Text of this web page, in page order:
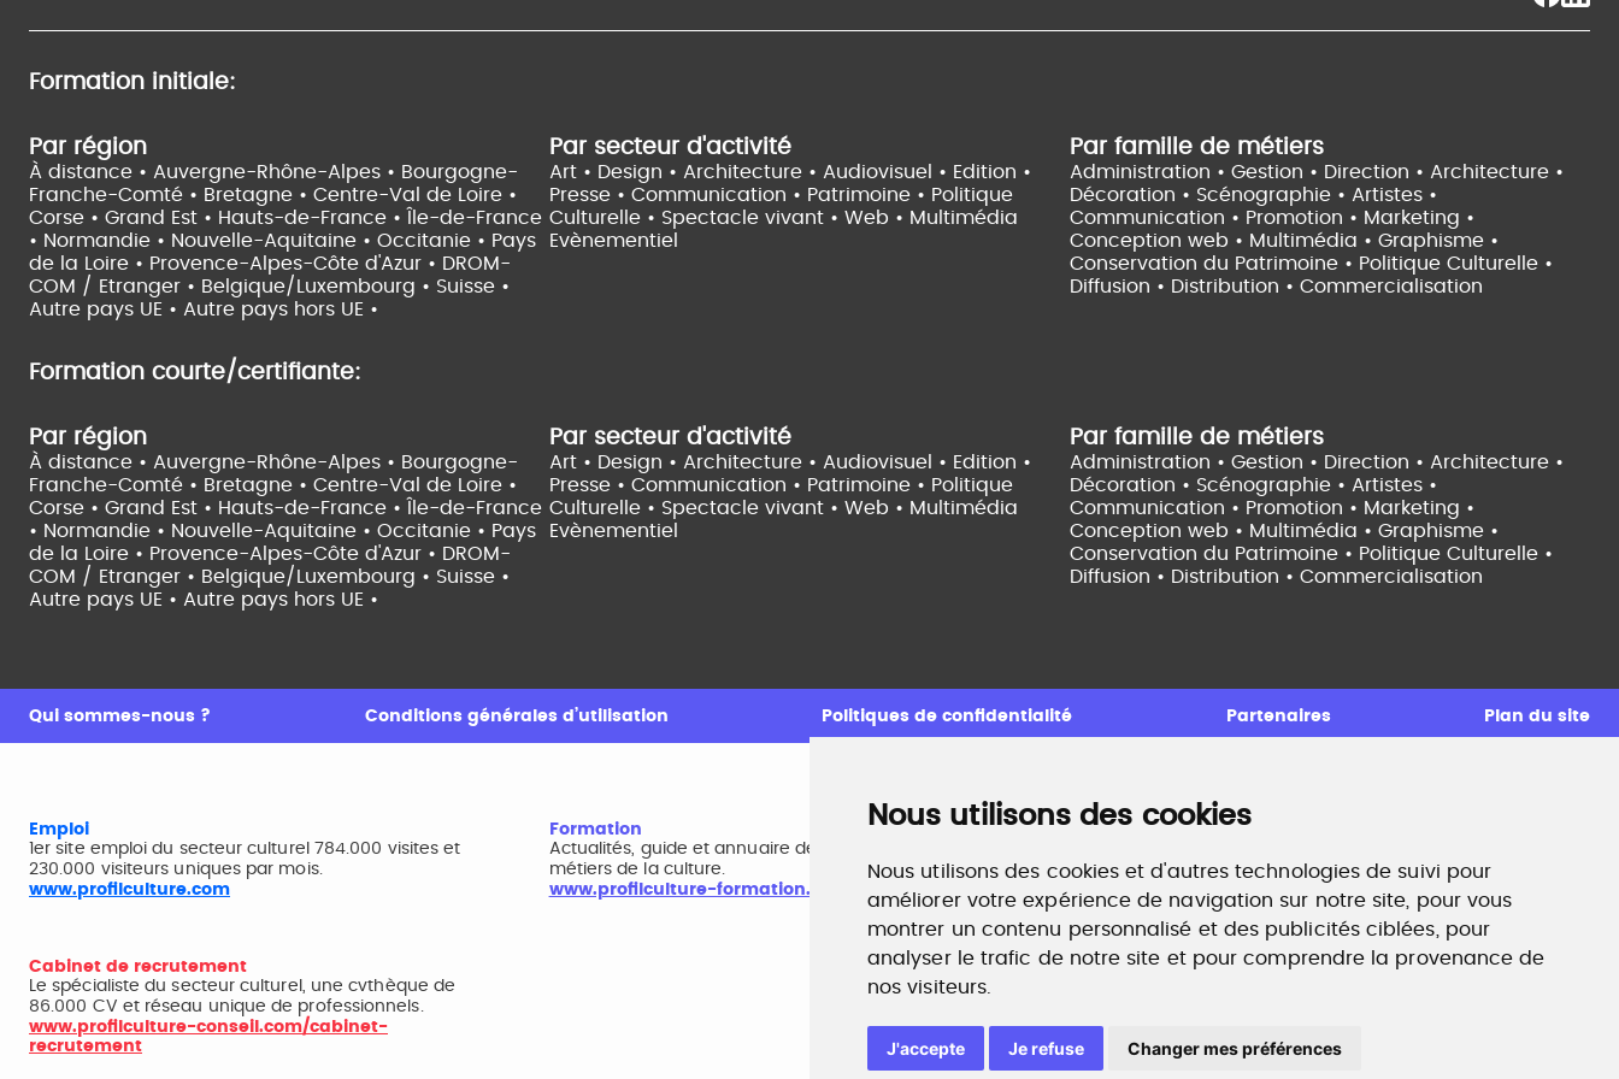
Nous utilisons des cookies
Nous utilisons des cookies et d'autres technologies de suivi pour
améliorer votre expérience de navigation sur notre site, pour vous
montrer un contenu personnalisé et des publicités ciblées, pour
analyser le trafic de notre site et pour comprendre la provenance de
nos visiteurs.
J'accepte Je refuse Changer mes préférences
Formation initiale:
Par région
À distance • Auvergne-Rhône-Alpes • Bourgogne-
Franche-Comté • Bretagne • Centre-Val de Loire •
Corse • Grand Est • Hauts-de-France •
Île-de-France
• Normandie • Nouvelle-Aquitaine • Occitanie • Pays
de la Loire • Provence-Alpes-Côte d'Azur • DROM-
COM / Etranger • Belgique/Luxembourg • Suisse •
Autre pays UE • Autre pays hors UE •
Par secteur d'activité
Art • Design • Architecture • Audiovisuel • Edition •
Presse • Communication • Patrimoine • Politique
Culturelle • Spectacle vivant • Web • Multimédia
Evènementiel
Par famille de métiers
Administration • Gestion • Direction • Architecture •
Décoration • Scénographie • Artistes •
Communication • Promotion • Marketing •
Conception web • Multimédia • Graphisme •
Conservation du Patrimoine • Politique Culturelle •
Diffusion • Distribution • Commercialisation
Formation courte/certifiante:
Par région
À distance • Auvergne-Rhône-Alpes • Bourgogne-
Franche-Comté • Bretagne • Centre-Val de Loire •
Corse • Grand Est • Hauts-de-France •
Île-de-France
• Normandie • Nouvelle-Aquitaine • Occitanie • Pays
de la Loire • Provence-Alpes-Côte d'Azur • DROM-
COM / Etranger • Belgique/Luxembourg • Suisse •
Autre pays UE • Autre pays hors UE •
Par secteur d'activité
Art • Design • Architecture • Audiovisuel • Edition •
Presse • Communication • Patrimoine • Politique
Culturelle • Spectacle vivant • Web • Multimédia
Evènementiel
Par famille de métiers
Administration • Gestion • Direction • Architecture •
Décoration • Scénographie • Artistes •
Communication • Promotion • Marketing •
Conception web • Multimédia • Graphisme •
Conservation du Patrimoine • Politique Culturelle •
Diffusion • Distribution • Commercialisation
Qui sommes-nous ? Conditions générales d’utilisation Politiques de confidentialité Partenaires Plan du site
Emploi
1er site emploi du secteur culturel 784.000 visites et
230.000 visiteurs uniques par mois.
www.profilculture.com
Formation
Actualités, guide et annuaire des formations aux
métiers de la culture.
www.profilculture-formation.com
Accompagnement professionnel
recherche d'emploi, entretien conseil.
www.profilculture-competences.com
Cabinet de recrutement
Le spécialiste du secteur culturel, une cvthèque de
86.000 CV et réseau unique de professionnels.
www.profilculture-conseil.com/cabinet-
recrutement